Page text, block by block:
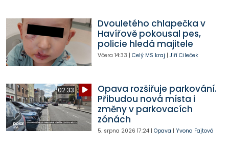
Dvouletého chlapečka v
Havířově pokousal pes,
policie hledá majitele
Včera 14:33 | Celý MS kraj | Jiří Cileček
02:33
Opava rozšiřuje parkování.
Přibudou nová místa i
změny v parkovacích
zónách
5. srpna 2026 17:24| Opava | Yvona Fajtová